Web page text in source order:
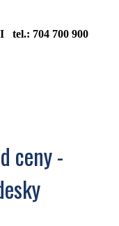
704 700 900
ceny -